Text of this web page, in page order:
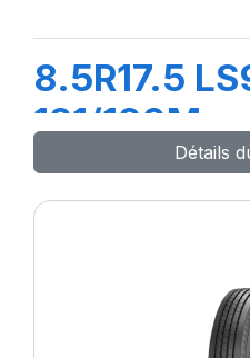
8.5R17.5
121/120M
Détails